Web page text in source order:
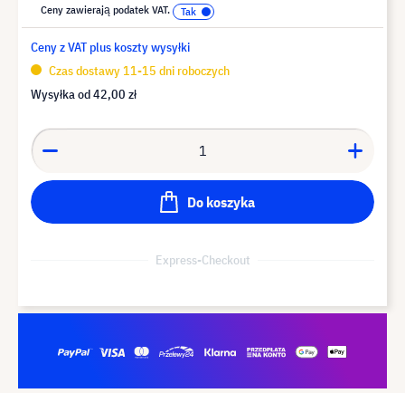
Ceny zawierają podatek VAT.
Ceny z VAT plus koszty wysyłki
Czas dostawy 11-15 dni roboczych
Wysyłka od42,00 zł
Do koszyka
Express-Checkout